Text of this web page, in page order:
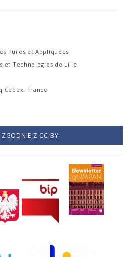
Pures et Appliquées
et Technologies de Lille
Cedex, France
ZGODNIE Z CC-BY